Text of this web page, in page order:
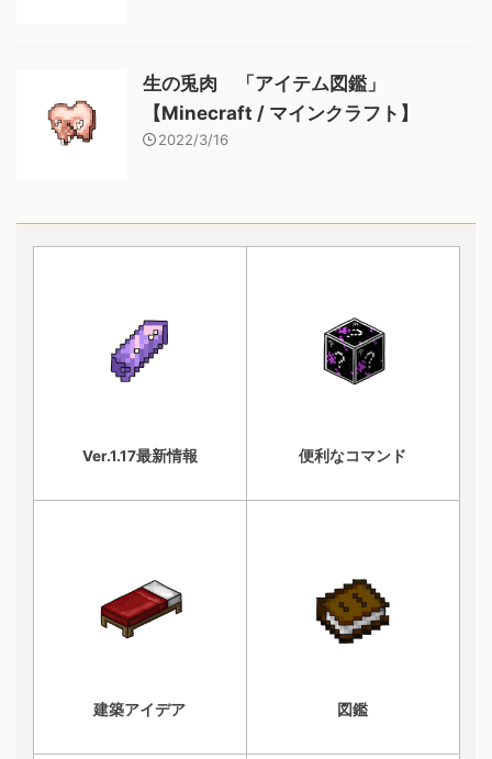
生の兎肉 「アイテム図鑑」
【Minecraft / マインクラフト】
2022/3/16
Ver.1.17最新情報 便利なコマンド
建築アイデア 図鑑